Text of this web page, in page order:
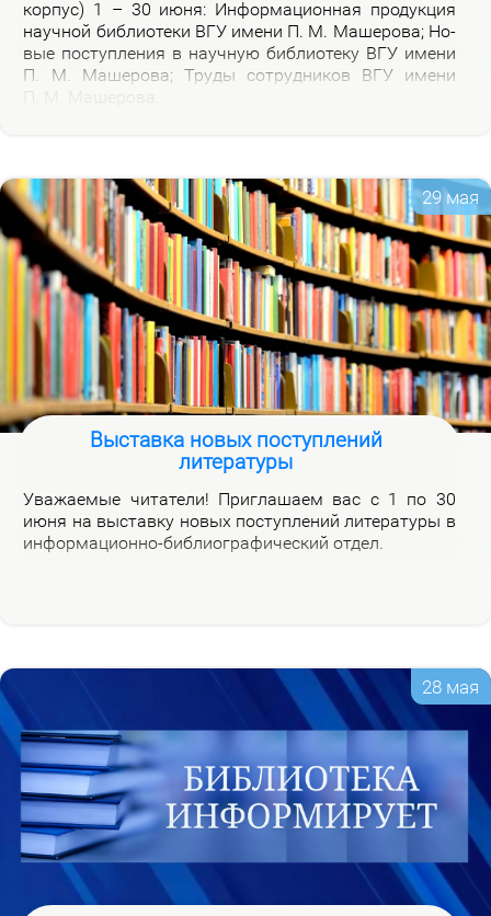
кор­пус) 1 – 30 июня: Ин­фор­ма­ци­он­ная про­дук­ция
на­уч­ной биб­лио­те­ки ВГУ име­ни П. М. Ма­ше­ро­ва; Но­
вые по­ступ­ле­ния в на­уч­ную биб­лио­те­ку ВГУ име­ни
П. М. Ма­ше­ро­ва; Тру­ды со­труд­ни­ков ВГУ име­ни
29 мая
Выставка новых поступлений
литературы
Ува­жа­е­мые чи­та­те­ли! При­гла­ша­ем вас с 1 по 30
июня на вы­став­ку но­вых по­ступ­ле­ний ли­те­ра­ту­ры в
ин­фор­ма­ци­он­но-биб­лио­гра­фи­че­ский от­дел.
28 мая